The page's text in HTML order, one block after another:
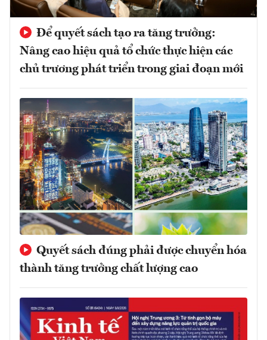
Để quyết sách tạo ra tăng trưởng:
Nâng cao hiệu quả tổ chức thực hiện các
chủ trương phát triển trong giai đoạn mới
Quyết sách đúng phải được chuyển hóa
thành tăng trưởng chất lượng cao